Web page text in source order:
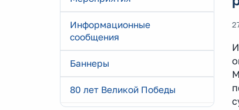
Информационные
сообщения
Баннеры
80 лет Великой Победы